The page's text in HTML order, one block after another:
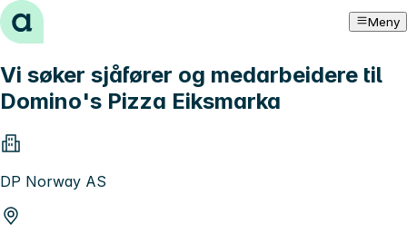
Hopp til innhold Meny
Vi søker sjåfører og medarbeidere til
Domino's Pizza Eiksmarka
DP Norway AS